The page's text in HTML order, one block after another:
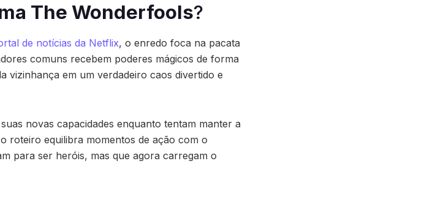
The Wonderfools?
de notícias da Netflix, o enredo foca na pacata
comuns recebem poderes mágicos de forma
vizinhança em um verdadeiro caos divertido e
novas capacidades enquanto tentam manter a
roteiro equilibra momentos de ação com o
para ser heróis, mas que agora carregam o